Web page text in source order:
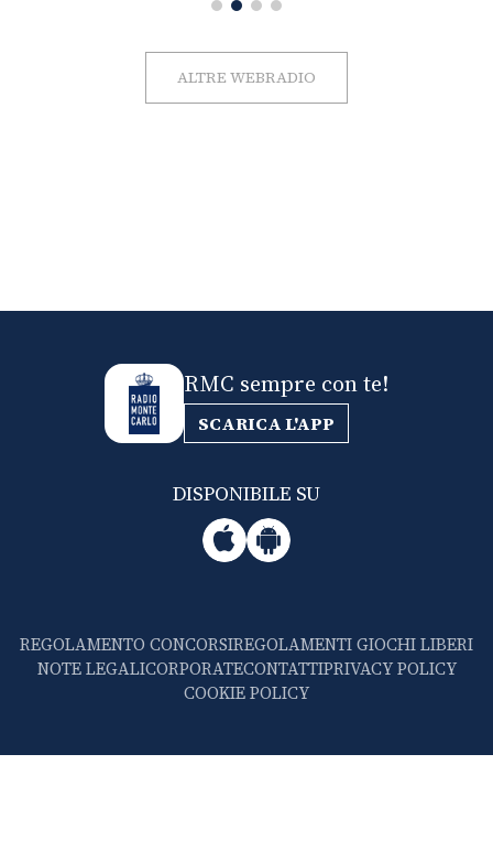
ALTRE WEBRADIO
RMC sempre con te!
SCARICA L'APP
DISPONIBILE SU
REGOLAMENTO CONCORSIREGOLAMENTI GIOCHI LIBERI
NOTE LEGALICORPORATECONTATTIPRIVACY POLICY
COOKIE POLICY